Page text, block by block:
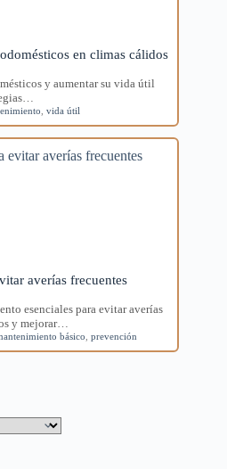
en climas cálidos
y aumentar su vida útil
vida útil
averías frecuentes
esenciales para evitar averías
y mejorar…
básico prevención